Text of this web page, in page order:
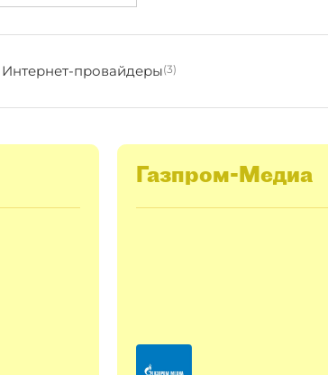
Интернет-провайдеры(3)
Газпром-Медиа